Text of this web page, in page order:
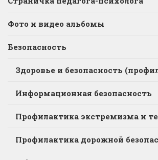
Фото и видео альбомы
Безопасность
Здоровье и безопасность
Информационная безопасность
Профилактика экстремизма и
Профилактика дорожной